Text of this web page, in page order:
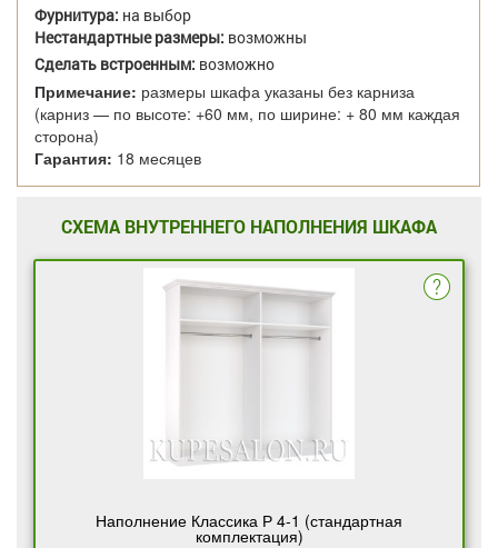
Фурнитура: на выбор
Нестандартные размеры: возможны
Сделать встроенным: возможно
Примечание: размеры шкафа указаны без карниза
(карниз — по высоте: +60 мм, по ширине: + 80 мм каждая
сторона)
Гарантия: 18 месяцев
СХЕМА ВНУТРЕННЕГО НАПОЛНЕНИЯ ШКАФА
Наполнение Классика Р 4-1 (стандартная
комплектация)